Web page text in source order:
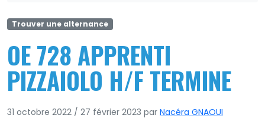
Trouver une alternance
OE 728 APPRENTI
PIZZAIOLO H/F TERMINE
31 octobre 2022 / 27 février 2023 par Nacéra GNAOUI